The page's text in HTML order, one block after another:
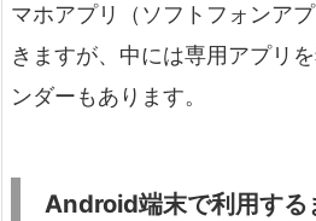
マホアプリ（ソフトフォンア
きますが、中には専用アプリ
ンダーもあります。
Android端末で利用する